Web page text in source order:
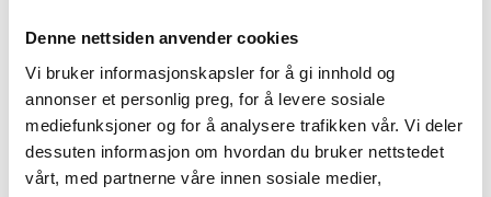
Denne nettsiden anvender cookies
Vi bruker informasjonskapsler for å gi innhold og
annonser et personlig preg, for å levere sosiale
mediefunksjoner og for å analysere trafikken vår. Vi deler
dessuten informasjon om hvordan du bruker nettstedet
vårt, med partnerne våre innen sosiale medier,